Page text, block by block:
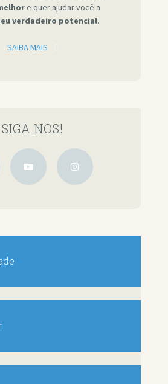
e quer ajudar você a
verdadeiro potencial.
SAIBA MAIS
SIGA NOS!